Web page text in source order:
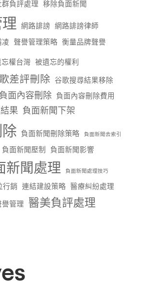
群負評處理 移除負面新聞
網路誹謗 網路誹謗律師
凌 聲譽管理策略 衡量品牌聲譽
權台灣 被遺忘的權利
差評刪除 谷歌搜尋結果移除
負面內容刪除 負面內容刪除費用
果 負面新聞下架
負面新聞刪除策略 負面新聞去索引
負面新聞壓制 負面新聞影響
新聞處理 負面新聞處理技巧
行銷 連結建設策略 醫療糾紛處理
管理 醫美負評處理